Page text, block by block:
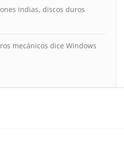
indias, discos duros
mecánicos dice Windows